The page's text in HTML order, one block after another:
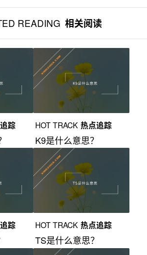
READING 相关阅读
踪 HOT TRACK 热点追踪
K9是什么意思？
踪 HOT TRACK 热点追踪
TS是什么意思？